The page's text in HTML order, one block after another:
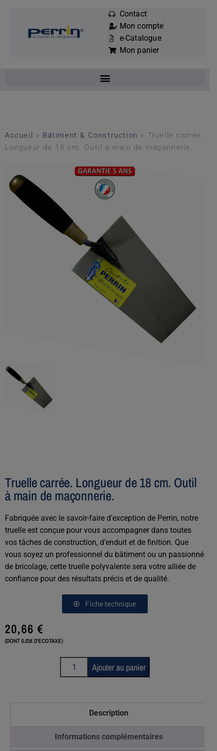
Mots
clés
:
Contact
Mon compte
e-Catalogue
Mon panier
Accueil » Bâtiment & Construction » Truelle carrée.
Longueur de 18 cm. Outil à main de maçonnerie.
Truelle carrée. Longueur de 18 cm. Outil
à main de maçonnerie.
Fabriquée avec le savoir-faire d’exception de Perrin, notre
truelle est conçue pour vous accompagner dans toutes
vos tâches de construction, d’enduit et de finition. Que
vous soyez un professionnel du bâtiment ou un passionné
de bricolage, cette truelle polyvalente sera votre alliée de
confiance pour des résultats précis et de qualité.
Fiche technique
20,66€
(DONT 0.01€ D'ECOTAXE)
Ajouter au panier
Description
Informations complémentaires